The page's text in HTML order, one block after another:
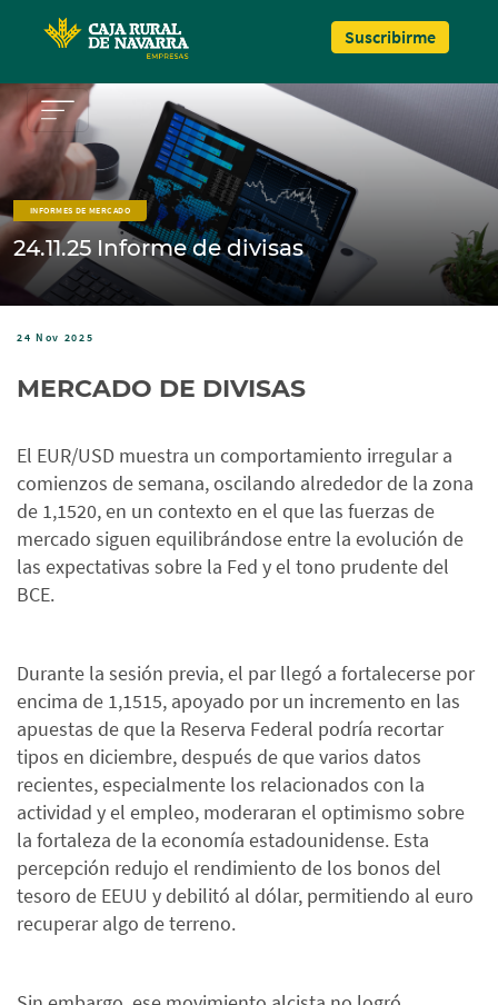
Suscribirme
INFORMES DE MERCADO
24.11.25 Informe de divisas
24 Nov 2025
MERCADO DE DIVISAS
El EUR/USD muestra un comportamiento irregular a
comienzos de semana, oscilando alrededor de la zona
de 1,1520, en un contexto en el que las fuerzas de
mercado siguen equilibrándose entre la evolución de
las expectativas sobre la Fed y el tono prudente del
BCE.
Durante la sesión previa, el par llegó a fortalecerse por
encima de 1,1515, apoyado por un incremento en las
apuestas de que la Reserva Federal podría recortar
tipos en diciembre, después de que varios datos
recientes, especialmente los relacionados con la
actividad y el empleo, moderaran el optimismo sobre
la fortaleza de la economía estadounidense. Esta
percepción redujo el rendimiento de los bonos del
tesoro de EEUU y debilitó al dólar, permitiendo al euro
recuperar algo de terreno.